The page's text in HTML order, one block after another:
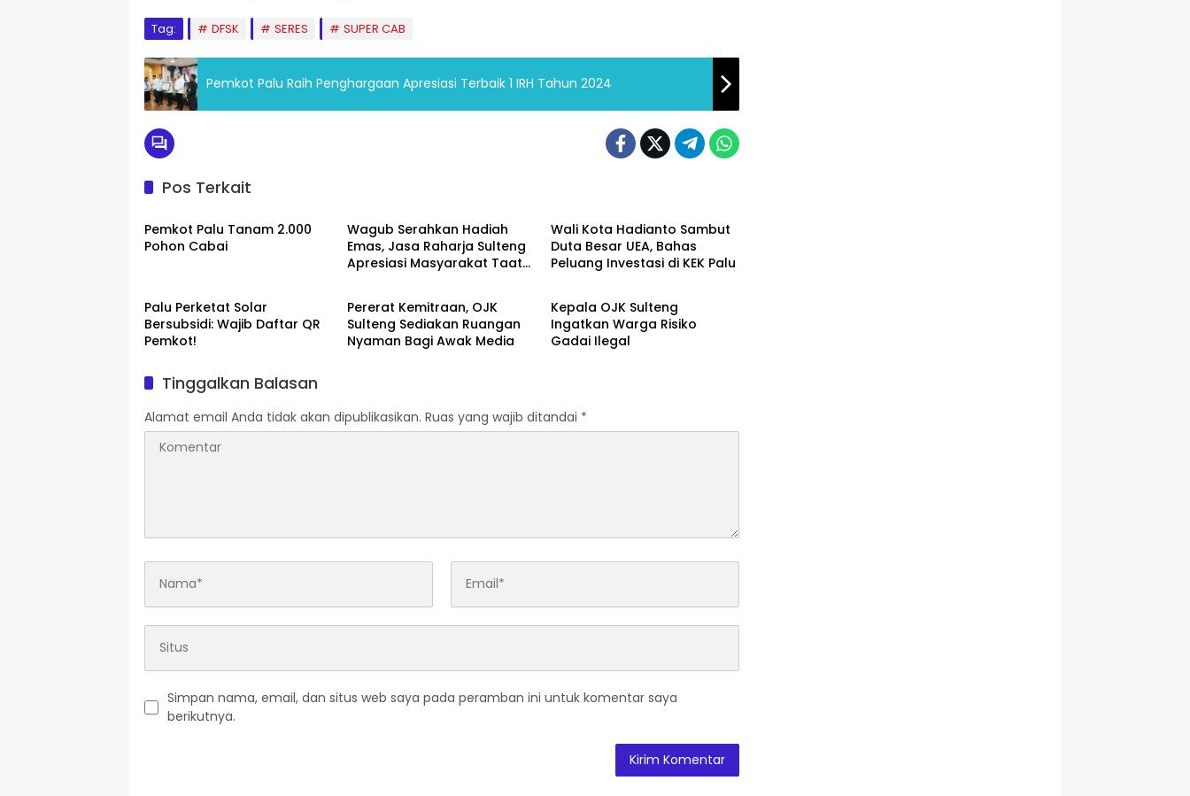
Tag: DFSK SERES SUPER CAB
Pemkot Palu Raih Penghargaan Apresiasi Terbaik 1 IRH Tahun 2024
Pos Terkait
Palu
Pemkot Palu Tanam 2.000
Pohon Cabai
Wagub Serahkan Hadiah
Emas, Jasa Raharja Sulteng
Apresiasi Masyarakat Taat
Wali Kota Hadianto Sambut
Duta Besar UEA, Bahas
Peluang Investasi di KEK Palu
Palu Perketat Solar
Bersubsidi: Wajib Daftar QR
Pemkot!
Palu
Pererat Kemitraan, OJK
Sulteng Sediakan Ruangan
Nyaman Bagi Awak Media
Ekonomi
Kepala OJK Sulteng
Ingatkan Warga Risiko
Gadai Ilegal
Tinggalkan Balasan
Alamat email Anda tidak akan dipublikasikan. Ruas yang wajib ditandai *
Simpan nama, email, dan situs web saya pada peramban ini untuk komentar saya
berikutnya.